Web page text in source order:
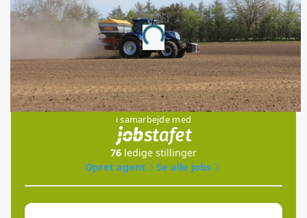
Annonce
Loading...
Jobs
i samarbejde med
76 ledige stillinger
Opret agent
Se alle jobs